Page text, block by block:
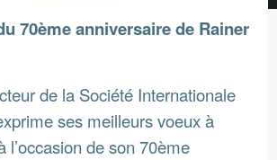
70ème anniversaire de Rainer
de la Société Internationale
ses meilleurs voeux à
l’occasion de son 70ème